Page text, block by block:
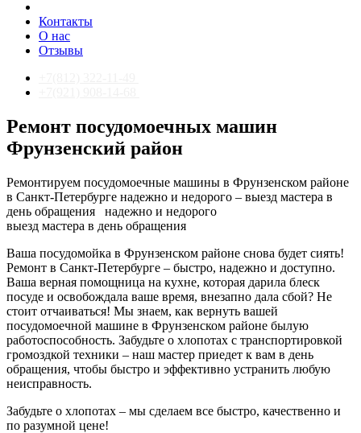
Контакты
О нас
Отзывы
Ремонт посудомоечных машин
Фрунзенский район
Ремонтируем посудомоечные машины в Фрунзенском районе
в Санкт-Петербурге надежно и недорого – выезд мастера в
день обращения
надежно и недорого
выезд мастера в день обращения
Ваша посудомойка в Фрунзенском районе снова будет сиять!
Ремонт в Санкт-Петербурге – быстро, надежно и доступно.
Ваша верная помощница на кухне, которая дарила блеск
посуде и освобождала ваше время, внезапно дала сбой? Не
стоит отчаиваться! Мы знаем, как вернуть вашей
посудомоечной машине в Фрунзенском районе былую
работоспособность. Забудьте о хлопотах с транспортировкой
громоздкой техники – наш мастер приедет к вам в день
обращения, чтобы быстро и эффективно устранить любую
неисправность.
Забудьте о хлопотах – мы сделаем все быстро, качественно и
по разумной цене!